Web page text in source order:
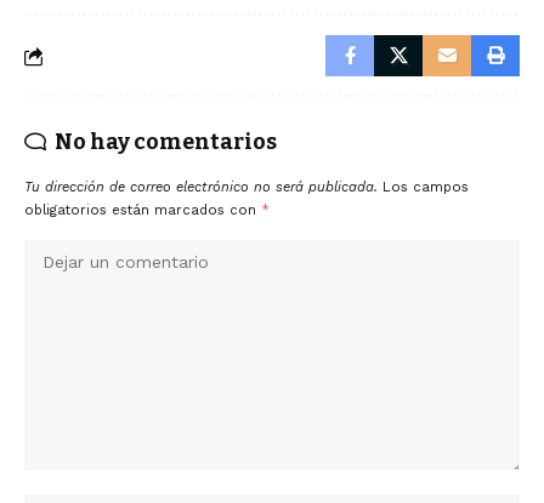
No hay comentarios
Tu dirección de correo electrónico no será publicada. Los campos
obligatorios están marcados con *